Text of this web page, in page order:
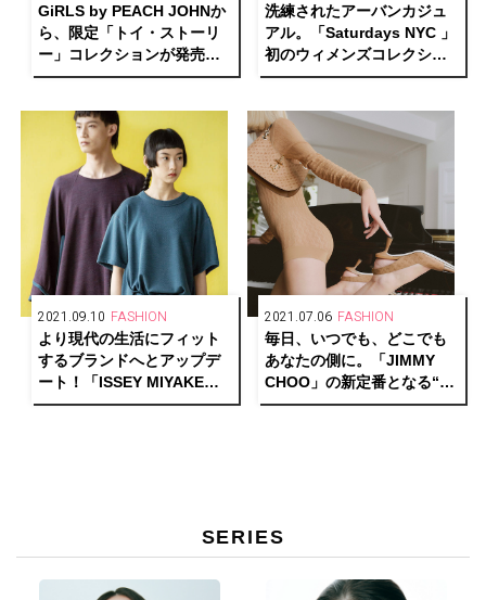
GiRLS by PEACH JOHNか
ら、限定「トイ・ストーリ
ー」コレクションが発売
中。井上咲楽＆なえなのに
も公開！
洗練されたアーバンカジュ
アル。「Saturdays NYC 」
初のウィメンズコレクショ
ンが誕生！
2021.09.10 FASHION
より現代の生活にフィット
するブランドへとアップデ
ート！「ISSEY MIYAKE」
の新生「HaaT」が特別展示
2021.07.06 FASHION
毎日、いつでも、どこでも
あなたの側に。「JIMMY
CHOO」の新定番となる“コ
ア・コレクション”がローン
SERIES